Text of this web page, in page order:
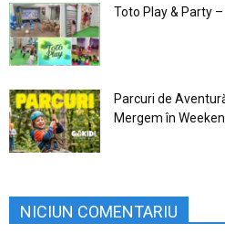
Toto Play & Party
Parcuri de
Mergem în
NICIUN COMENTARIU